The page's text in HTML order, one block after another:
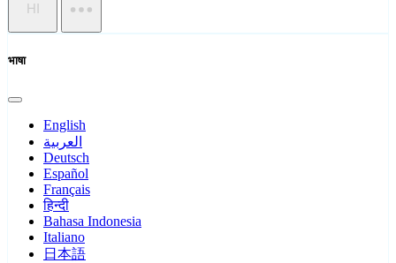
HI
भाषा
English
العربية
Deutsch
Español
Français
हिन्दी
Bahasa Indonesia
Italiano
日本語